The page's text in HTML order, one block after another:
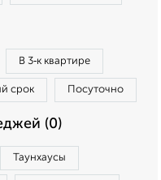
В 3‑к квартире
срок Посуточно
(0)
Таунхаусы